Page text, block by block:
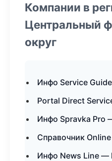
Компании в
Центральный
округ
Инфо Service
Portal Direct
Инфо Spravka Pro
Справочник
Инфо News Line —